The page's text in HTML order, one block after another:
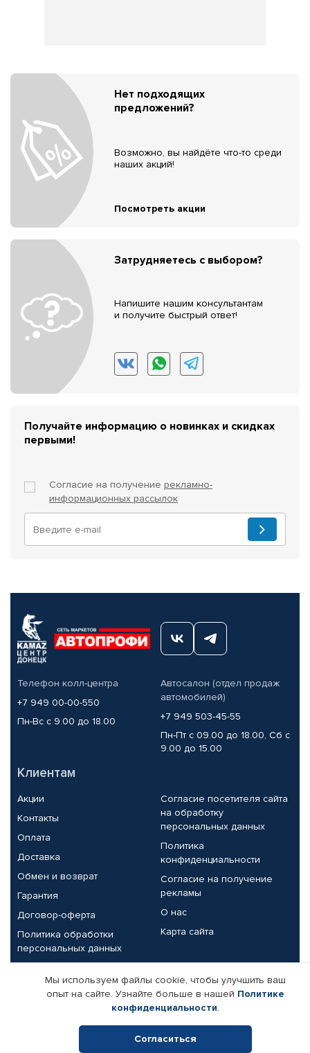
Нет подходящих
предложений?
Возможно, вы найдёте что-то среди
наших акций!
Посмотреть акции
Затрудняетесь с выбором?
Напишите нашим консультантам
и получите быстрый ответ!
Получайте информацию о новинках и скидках
первыми!
Согласие на получение рекламно-
информационных рассылок
Телефон колл-центра
+7 949 00-00-550
Пн-Вс с 9.00 до 18.00
Автосалон (отдел продаж
автомобилей)
+7 949 503-45-55
Пн-Пт с 09.00 до 18.00, Сб с
9.00 до 15.00
Клиентам
Акции
Контакты
Оплата
Доставка
Обмен и возврат
Гарантия
Договор-оферта
Политика обработки
персональных данных
Согласие посетителя сайта
на обработку
персональных данных
Политика
конфиденциальности
Согласие на получение
рекламы
О нас
Карта сайта
Партнерам
Корпоративным клиентам
Поставщикам
Реквизиты компании
Мы используем файлы cookie, чтобы улучшить ваш
опыт на сайте. Узнайте больше в нашей Политике
конфиденциальности.
Согласиться